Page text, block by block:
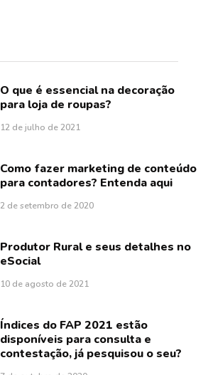
O que é essencial na decoração
para loja de roupas?
12 de julho de 2021
Como fazer marketing de conteúdo
para contadores? Entenda aqui
2 de setembro de 2020
Produtor Rural e seus detalhes no
eSocial
10 de agosto de 2021
Índices do FAP 2021 estão
disponíveis para consulta e
contestação, já pesquisou o seu?